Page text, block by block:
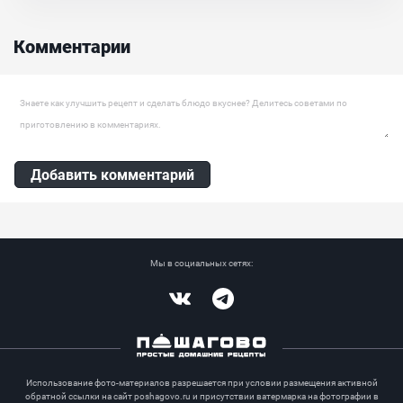
Ингредиенты:
Комментарии
Оставить комментарий
Добавить комментарий
Мы в социальных сетях:
Использование фото-материалов разрешается при условии размещения активной
обратной ссылки на сайт poshagovo.ru и присутствии ватермарка на фотографии в